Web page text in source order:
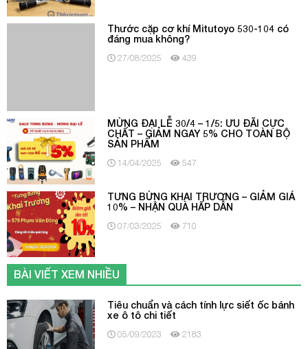
Thước cặp cơ khí Mitutoyo 530-104 có
đáng mua không?
27/08/2025 439
SẢN PHẨM
14/04/2025
07/03/2025 710
BÀI VIẾT XEM NHIỀU
Tiêu chuẩn và cách tính lực siết ốc bánh
05/09/2023 2183